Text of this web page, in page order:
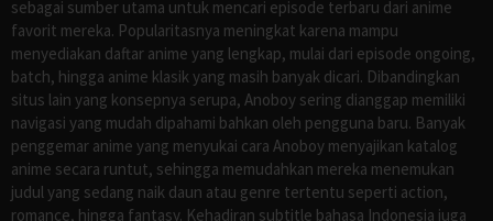
sebagai sumber utama untuk mencari episode terbaru dari anime
favorit mereka. Popularitasnya meningkat karena mampu
menyediakan daftar anime yang lengkap, mulai dari episode ongoing,
batch, hingga anime klasik yang masih banyak dicari. Dibandingkan
situs lain yang konsepnya serupa, Anoboy sering dianggap memiliki
navigasi yang mudah dipahami bahkan oleh pengguna baru. Banyak
penggemar anime yang menyukai cara Anoboy menyajikan katalog
anime secara runtut, sehingga memudahkan mereka menemukan
judul yang sedang naik daun atau genre tertentu seperti action,
romance, hingga fantasy. Kehadiran subtitle bahasa Indonesia juga